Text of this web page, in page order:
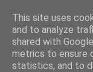
This site uses
and to analyze
shared with
metrics to ensure
statistics, and to